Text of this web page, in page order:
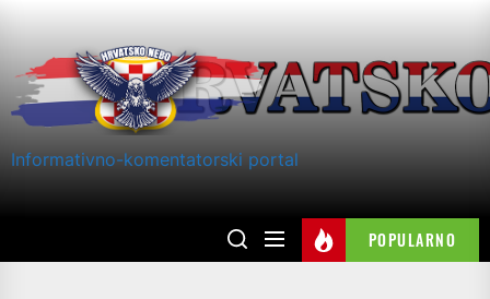
content
Informativno-komentatorski portal
POPULARNO